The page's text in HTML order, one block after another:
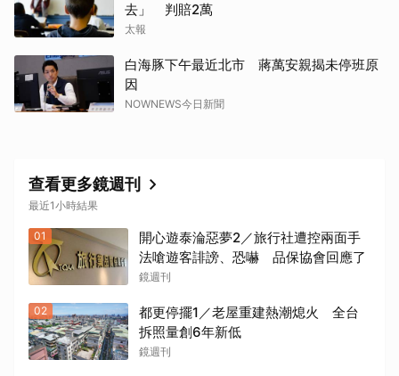
去」 判賠2萬
太報
白海豚下午最近北市 蔣萬安親揭未停班原
因
NOWNEWS今日新聞
查看更多鏡週刊
最近1小時結果
01
開心遊泰淪惡夢2／旅行社遭控兩面手
法嗆遊客誹謗、恐嚇 品保協會回應了
鏡週刊
02
都更停擺1／老屋重建熱潮熄火 全台
拆照量創6年新低
鏡週刊
取消